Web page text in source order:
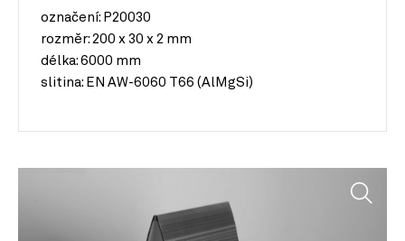
označení: P20030
rozměr: 200 x 30 x 2 mm
délka: 6000 mm
slitina: EN AW-6060 T66 (AlMgSi)